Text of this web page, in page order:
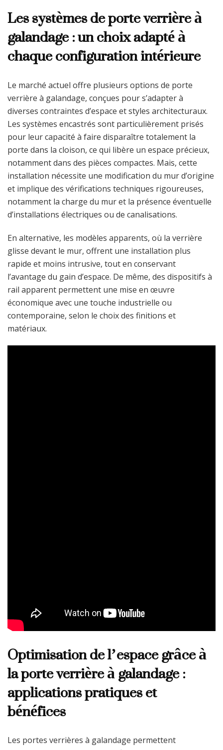
Les systèmes de porte verrière à
galandage : un choix adapté à
chaque configuration intérieure
Le marché actuel offre plusieurs options de porte
verrière à galandage, conçues pour s’adapter à
diverses contraintes d’espace et styles architecturaux.
Les systèmes encastrés sont particulièrement prisés
pour leur capacité à faire disparaître totalement la
porte dans la cloison, ce qui libère un espace précieux,
notamment dans des pièces compactes. Mais, cette
installation nécessite une modification du mur d’origine
et implique des vérifications techniques rigoureuses,
notamment la charge du mur et la présence éventuelle
d’installations électriques ou de canalisations.
En alternative, les modèles apparents, où la verrière
glisse devant le mur, offrent une installation plus
rapide et moins intrusive, tout en conservant
l’avantage du gain d’espace. De même, des dispositifs à
rail apparent permettent une mise en œuvre
économique avec une touche industrielle ou
contemporaine, selon le choix des finitions et
matériaux.
Optimisation de l’espace grâce à
la porte verrière à galandage :
applications pratiques et
bénéfices
Les portes verrières à galandage permettent